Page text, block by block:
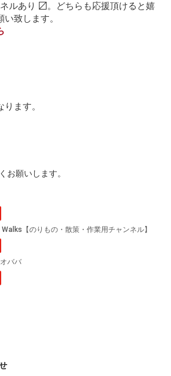
ルあり 〼。どちらも応援頂けると嬉
致します。
ます。
お願いします。